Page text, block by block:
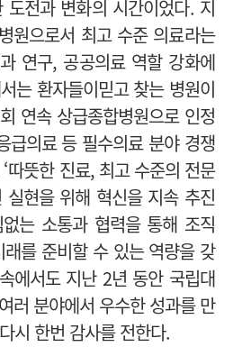
전과 변화의 시간이었다. 지
원으로서 최고 수준 의료라는
연구, 공공의료 역할 강화에
는 환자들이믿고 찾는 병원이
연속 상급종합병원으로 인정
급의료 등 필수의료 분야 경쟁
따뜻한 진료, 최고 수준의 전문
실현을 위해 혁신을 지속 추진
는 소통과 협력을 통해 조직
를 준비할 수 있는 역량을 갖
에서도 지난 2년 동안 국립대
러 분야에서 우수한 성과를 만
시 한번 감사를 전한다.